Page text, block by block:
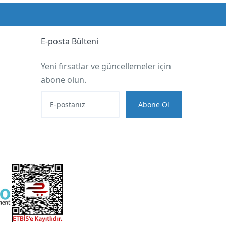
E-posta Bülteni
Yeni fırsatlar ve güncellemeler için
abone olun.
Abone Ol